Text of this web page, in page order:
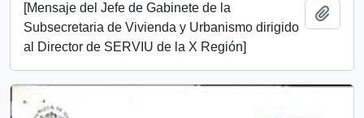
[Mensaje del Jefe de Gabinete de la
Subsecretaria de Vivienda y Urbanismo dirigido
al Director de SERVIU de la X Región]